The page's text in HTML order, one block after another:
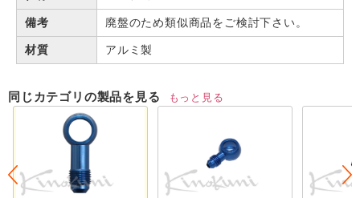
備考 廃盤のため類似商品をご検討下さい。
材質 アルミ製
同じカテゴリの製品を見る もっと見る